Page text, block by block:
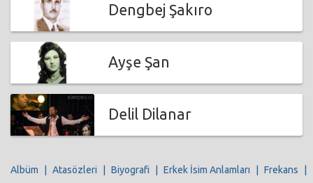
Dengbej Şakıro
Ayşe Şan
Delil Dilanar
Albüm Atasözleri Biyografi Erkek İsim Anlamları Frekans